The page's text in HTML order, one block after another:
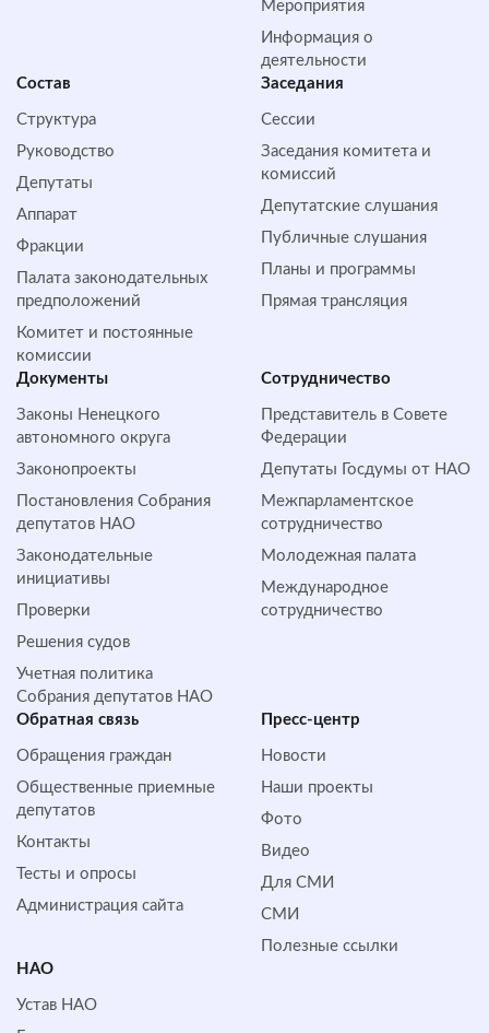
Мероприятия
Информация о
деятельности
Состав
Структура
Руководство
Депутаты
Аппарат
Фракции
Палата законодательных
предположений
Комитет и постоянные
комиссии
Заседания
Сессии
Заседания комитета и
комиссий
Депутатские слушания
Публичные слушания
Планы и программы
Прямая трансляция
Документы
Законы Ненецкого
автономного округа
Законопроекты
Постановления Собрания
депутатов НАО
Законодательные
инициативы
Проверки
Решения судов
Учетная политика
Собрания депутатов НАО
Сотрудничество
Представитель в Совете
Федерации
Депутаты Госдумы от НАО
Межпарламентское
сотрудничество
Молодежная палата
Международное
сотрудничество
Обратная cвязь
Обращения граждан
Общественные приемные
депутатов
Контакты
Тесты и опросы
Администрация сайта
Пресс-центр
Новости
Наши проекты
Фото
Видео
Для СМИ
СМИ
Полезные ссылки
НАО
Устав НАО